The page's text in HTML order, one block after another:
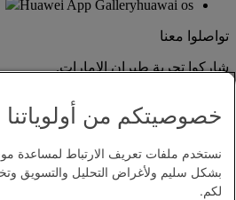
Huawei App Galleryhuawai os
تواصلوا معنا
شاركوا تجربة طيران الإمارات.
خصوصيتكم من أولوياتنا
نستخدم ملفات تعريف الارتباط لمساعدة
بشكل سليم ولأغراض التحليل والتسويق
لكم.